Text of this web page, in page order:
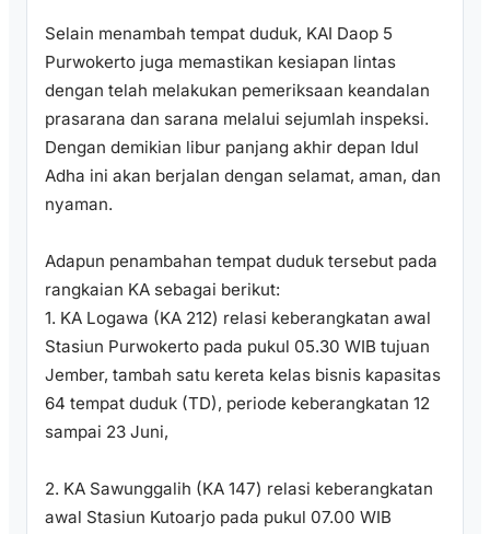
Selain menambah tempat duduk, KAI Daop 5
Purwokerto juga memastikan kesiapan lintas
dengan telah melakukan pemeriksaan keandalan
prasarana dan sarana melalui sejumlah inspeksi.
Dengan demikian libur panjang akhir depan Idul
Adha ini akan berjalan dengan selamat, aman, dan
nyaman.
Adapun penambahan tempat duduk tersebut pada
rangkaian KA sebagai berikut:
1. KA Logawa (KA 212) relasi keberangkatan awal
Stasiun Purwokerto pada pukul 05.30 WIB tujuan
Jember, tambah satu kereta kelas bisnis kapasitas
64 tempat duduk (TD), periode keberangkatan 12
sampai 23 Juni,
2. KA Sawunggalih (KA 147) relasi keberangkatan
awal Stasiun Kutoarjo pada pukul 07.00 WIB